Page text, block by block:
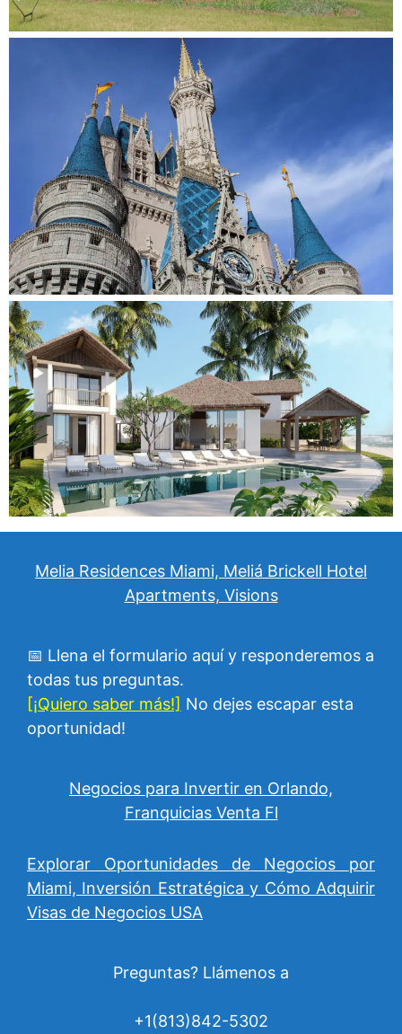
Melia Residences Miami, Meliá Brickell Hotel
Apartments, Visions
📅 Llena el formulario aquí y responderemos a
todas tus preguntas.
[¡Quiero saber más!] No dejes escapar esta
oportunidad!
Negocios para Invertir en Orlando,
Franquicias Venta Fl
Explorar Oportunidades de Negocios por
Miami, Inversión Estratégica y Cómo Adquirir
Visas de Negocios USA
Preguntas? Llámenos a
+1(813)842-5302